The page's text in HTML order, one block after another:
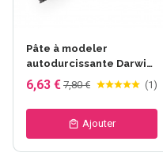
Pâte à modeler
autodurcissante Darwi
Roc - 1kg
6,63 € 7,80 € (1 )
Ajouter